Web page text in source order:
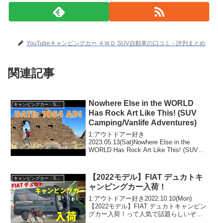
YouTubeキャンピングカー,４ＷＤ,SUV自動車の口コミ・評判まとめ
関連記事
Nowhere Else in the WORLD
Has Rock Art Like This! (SUV
Camping/Vanlife Adventures)
1:アウトドアー好き
2023.05.13(Sat)Nowhere Else in the
WORLD Has Rock Art Like This! (SUV
キャンピングカー・SUV人気車種
【2022モデル】FIAT デュカトキ
ャンピングカー入荷！
1:アウトドアー好き2022.10.10(Mon)
【2022モデル】FIAT デュカトキャンピン
グカー入荷！って人気で話題らしいぞ、